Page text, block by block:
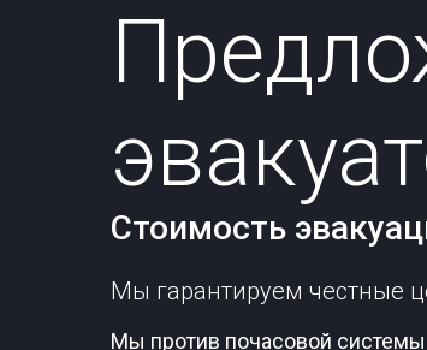
Стоимость
Мы гарантируем честные
Мы против почасовой